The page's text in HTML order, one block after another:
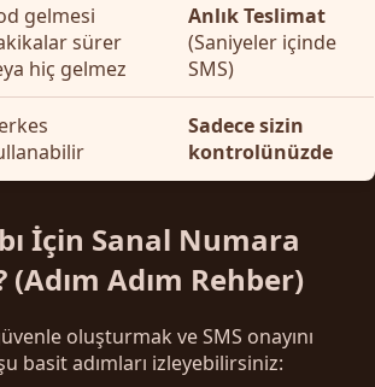
gelmesi
sürer
hiç gelmez
Anlık Teslimat
(Saniyeler içinde
SMS)
Sadece sizin
kontrolünüzde
İçin Sanal Numara
(Adım Adım Rehber)
oluşturmak ve SMS onayını
basit adımları izleyebilirsiniz: